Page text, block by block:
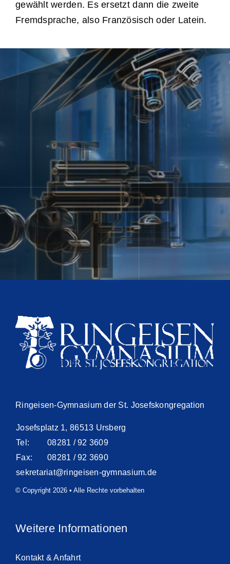
gewählt werden. Es ersetzt dann die zweite
Fremdsprache, also Französisch oder Latein.
Ringeisen-Gymnasium der St. Josefskongregation
Josefsplatz 1, 86513 Ursberg
Tel:
08281 / 92 3609
Fax:
08281 / 92 3690
sekretariat@ringeisen-gymnasium.de
© Copyright 2026 • Alle Rechte vorbehalten
Weitere Informationen
Kontakt & Anfahrt